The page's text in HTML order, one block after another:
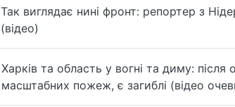
Так виглядає нині фронт: репортер з
(відео)
Харків та область у вогні та диму: після
масштабних пожеж, є загиблі (відео